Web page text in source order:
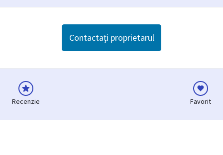
Contactați proprietarul
Recenzie Favorit